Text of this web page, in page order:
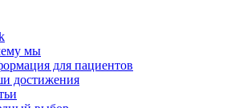
мы
для пациентов
достижения